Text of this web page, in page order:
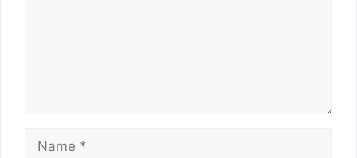
Name